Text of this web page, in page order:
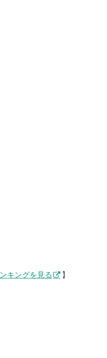
キングを見る 】